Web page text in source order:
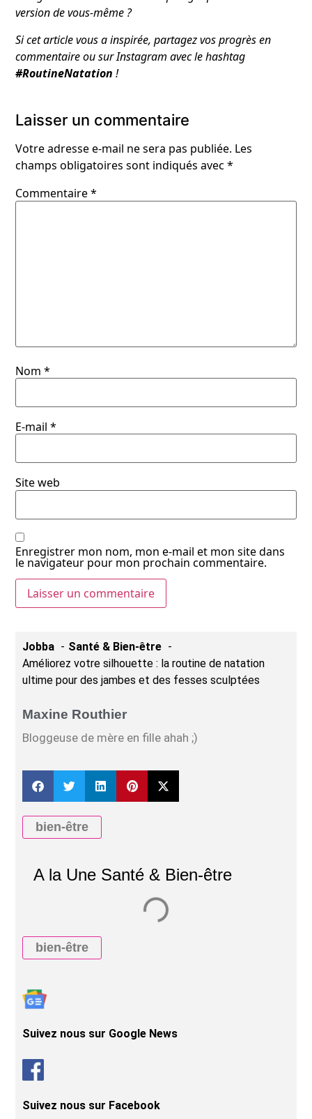
version de vous-même ?
Si cet article vous a inspirée, partagez vos progrès en
commentaire ou sur Instagram avec le hashtag
#RoutineNatation !
Laisser un commentaire
Votre adresse e-mail ne sera pas publiée. Les
champs obligatoires sont indiqués avec*
Commentaire*
Nom*
E-mail*
Site web
Enregistrer mon nom, mon e-mail et mon site dans
le navigateur pour mon prochain commentaire.
Jobba
Santé & Bien-être
Améliorez votre silhouette : la routine de natation
ultime pour des jambes et des fesses sculptées
Maxine Routhier
Bloggeuse de mère en fille ahah ;)
bien-être
A la Une Santé & Bien-être
bien-être
Suivez nous sur Google News
Suivez nous sur Facebook